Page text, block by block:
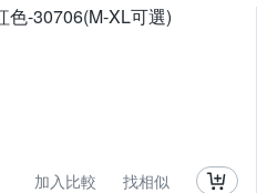
色-30706(M-XL可選)
加入比較 找相似